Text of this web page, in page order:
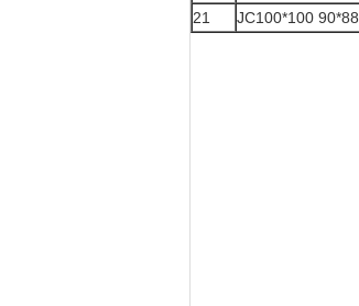
21
JC100*100 90*88